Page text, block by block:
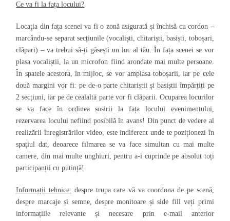
Ce va fi la fața locului?
Locația din fața scenei va fi o zonă asigurată și închisă cu cordon –
marcându-se separat secțiunile (vocaliști, chitariști, basiști, toboșari,
clăpari) – va trebui să-ți găsești un loc al tău. În fața scenei se vor
plasa vocaliștii, la un microfon fiind arondate mai multe persoane.
În spatele acestora, în mijloc, se vor amplasa toboșarii, iar pe cele
două margini vor fi: pe de-o parte chitariștii și basiștii împărțiți pe
2 secțiuni, iar pe de cealaltă parte vor fi clăparii. Ocuparea locurilor
se va face în ordinea sosirii la fața locului evenimentului,
rezervarea locului nefiind posibilă în avans! Din punct de vedere al
realizării înregistrărilor video, este indiferent unde te poziționezi în
spațiul dat, deoarece filmarea se va face simultan cu mai multe
camere, din mai multe unghiuri, pentru a-i cuprinde pe absolut toți
participanții cu putință!
Informații tehnice: despre trupa care vă va coordona de pe scenă,
despre marcaje și semne, despre monitoare și side fill veți primi
informațiile relevante și necesare prin e-mail anterior